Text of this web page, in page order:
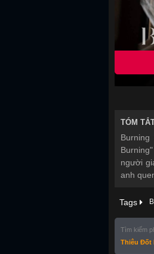
TÓM
người
anh
Tags
Tìm kiếm
Thiêu Đốt